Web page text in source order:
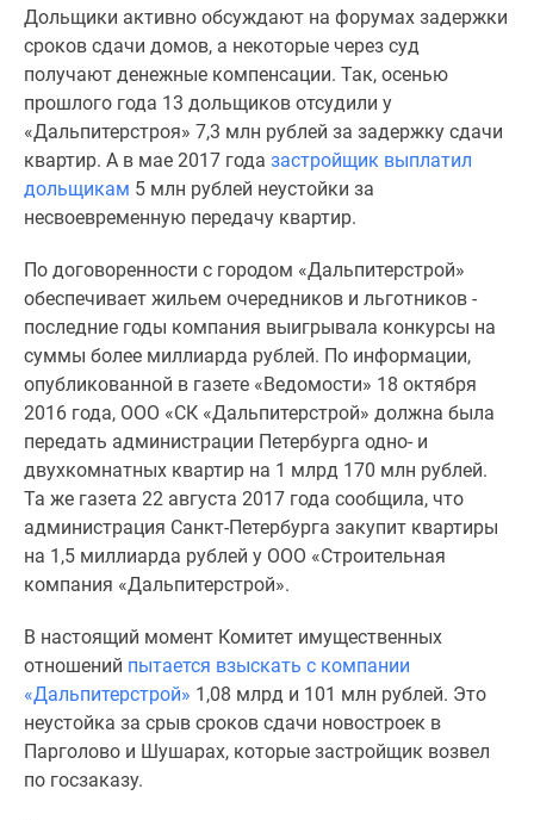
Дольщики активно обсуждают на форумах задержки
сроков сдачи домов, а некоторые через суд
получают денежные компенсации. Так, осенью
прошлого года 13 дольщиков отсудили у
«Дальпитерстроя» 7,3 млн рублей за задержку сдачи
квартир. А в мае 2017 года застройщик выплатил
дольщикам 5 млн рублей неустойки за
несвоевременную передачу квартир.
По договоренности с городом «Дальпитерстрой»
обеспечивает жильем очередников и льготников -
последние годы компания выигрывала конкурсы на
суммы более миллиарда рублей. По информации,
опубликованной в газете «Ведомости» 18 октября
2016 года, ООО «СК «Дальпитерстрой» должна была
передать администрации Петербурга одно- и
двухкомнатных квартир на 1 млрд 170 млн рублей.
Та же газета 22 августа 2017 года сообщила, что
администрация Санкт-Петербурга закупит квартиры
на 1,5 миллиарда рублей у ООО «Строительная
компания «Дальпитерстрой».
В настоящий момент Комитет имущественных
отношений пытается взыскать с компании
«Дальпитерстрой» 1,08 млрд и 101 млн рублей. Это
неустойка за срыв сроков сдачи новостроек в
Парголово и Шушарах, которые застройщик возвел
по госзаказу.